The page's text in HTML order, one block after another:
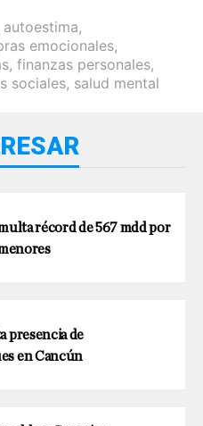
autoestima,
emocionales,
, finanzas personales,
sociales, salud mental
récord de 567 mdd por
presencia de
en Cancún